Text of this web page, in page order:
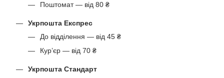
Поштомат — від 80 ₴
Укрпошта Експрес
До відділення — від 45 ₴
Кур’єр — від 70 ₴
Укрпошта Стандарт